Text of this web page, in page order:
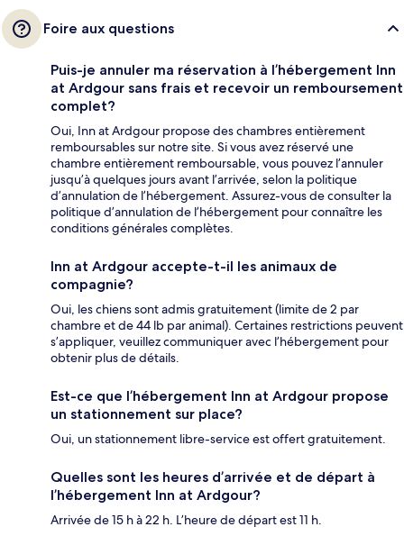
Foire aux questions
Puis-je annuler ma réservation à l’hébergement Inn
at Ardgour sans frais et recevoir un remboursement
complet?
Oui, Inn at Ardgour propose des chambres entièrement
remboursables sur notre site. Si vous avez réservé une
chambre entièrement remboursable, vous pouvez l’annuler
jusqu’à quelques jours avant l’arrivée, selon la politique
d’annulation de l’hébergement. Assurez-vous de consulter la
politique d’annulation de l’hébergement pour connaître les
conditions générales complètes.
Inn at Ardgour accepte-t-il les animaux de
compagnie?
Oui, les chiens sont admis gratuitement (limite de 2 par
chambre et de 44 lb par animal). Certaines restrictions peuvent
s’appliquer, veuillez communiquer avec l’hébergement pour
obtenir plus de détails.
Est-ce que l’hébergement Inn at Ardgour propose
un stationnement sur place?
Oui, un stationnement libre-service est offert gratuitement.
Quelles sont les heures d’arrivée et de départ à
l’hébergement Inn at Ardgour?
Arrivée de 15 h à 22 h. L’heure de départ est 11 h.